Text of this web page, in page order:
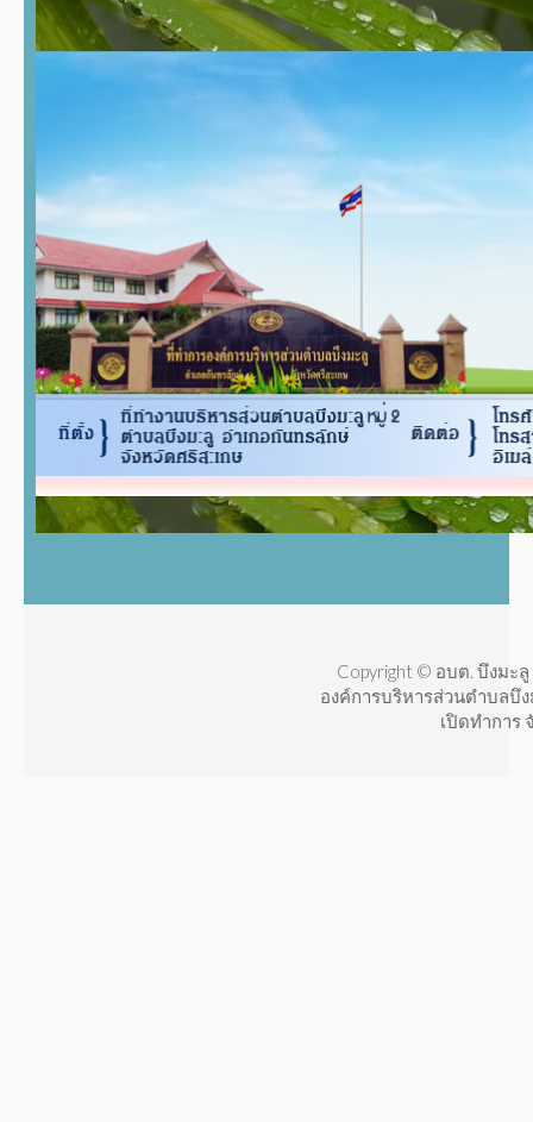
Copyright © อบต. บึงมะ
องค์การบริหารส่วนตำบลบึ